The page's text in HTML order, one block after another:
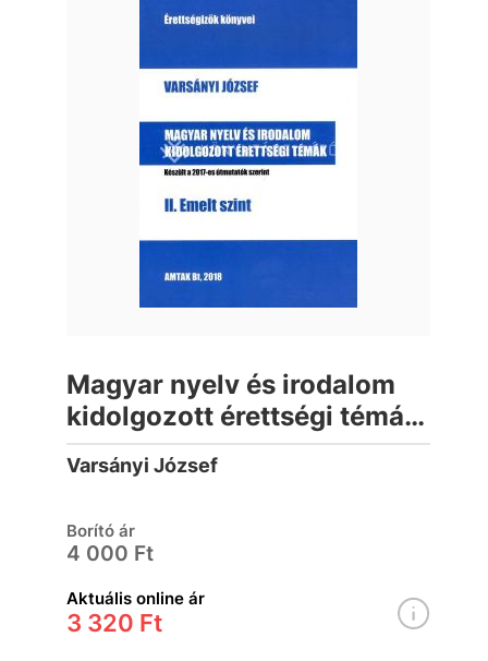
Magyar nyelv és irodalom
kidolgozott érettségi témák
- II. Emelt szint
Varsányi József
Borító ár
4 000 Ft
Aktuális online ár
3 320 Ft